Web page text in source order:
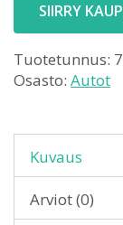
SIIRRY
Tuotetunnus:
Osasto: Autot
Kuvaus
Arviot (0)